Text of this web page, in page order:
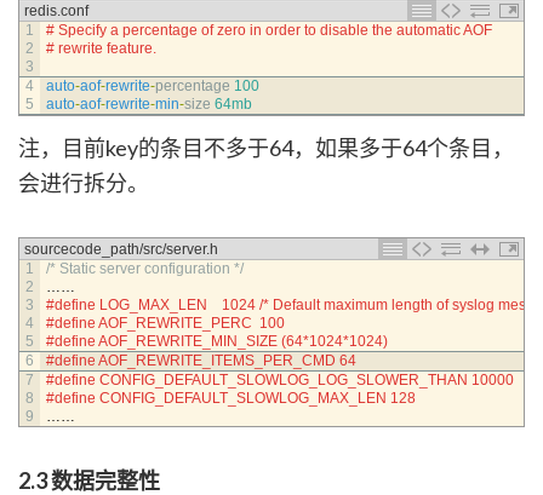
redis.conf
1
2
3
4
5
# Specify a percentage of zero in order to disable the automatic AOF
# rewrite feature.
auto-aof-rewrite-percentage 100
auto-aof-rewrite-min-size 64mb
注，目前key的条目不多于64，如果多于64个条目，
会进行拆分。
sourcecode_path/src/server.h
1
2
3
4
5
6
7
8
9
/* Static server configuration */
……
#define LOG_MAX_LEN    1024 /* Default maximum length of syslog
#define AOF_REWRITE_PERC  100
#define AOF_REWRITE_MIN_SIZE (64*1024*1024)
#define AOF_REWRITE_ITEMS_PER_CMD 64
#define CONFIG_DEFAULT_SLOWLOG_LOG_SLOWER_THAN 10000
#define CONFIG_DEFAULT_SLOWLOG_MAX_LEN 128
……
2.3 数据完整性